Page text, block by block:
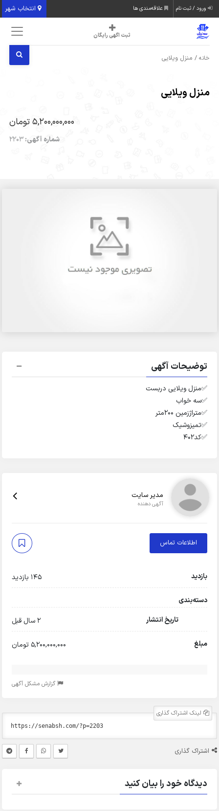
انتخاب شهر ورود / ثبت نام علاقه‌مندی ها
ثبت اگهی رایگان
خانه / منزل ویلایی
منزل ویلایی
5,200,000,000 تومان
شماره آگهی:2203
توضیحات آگهی
✅️منزل ویلایی دربست
✅️سه خواب
✅️متراژزمین ۲۰۰متر
✅️تمیزوشیک
✅️کد۴۰۲
مدیر سایت
آگهی دهنده
اطلاعات تماس
بازدید 145 بازدید
دسته‌بندی
تاریخ انتشار
2 سال قبل
مبلغ 5,200,000,000 تومان
گزارش مشکل آگهی
لینک اشتراک گذاری
اشتراک گذاری
دیدگاه خود را بیان کنید